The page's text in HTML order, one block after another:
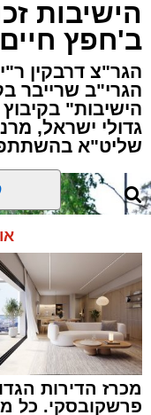
גבולות ארצנו
כל אדם שעושה
חשובים, וזאת על
חשש אכילת
הפעם נתמקד
ומחובתו של כל
ממנו.
הישיבות
ב'חפץ
הגר"צ דרבקין
הגרי"ב שרייבר
הישיבות"
גדולי ישראל,
שליט"א
מכרז הדירות
פרשקובסקי. כל